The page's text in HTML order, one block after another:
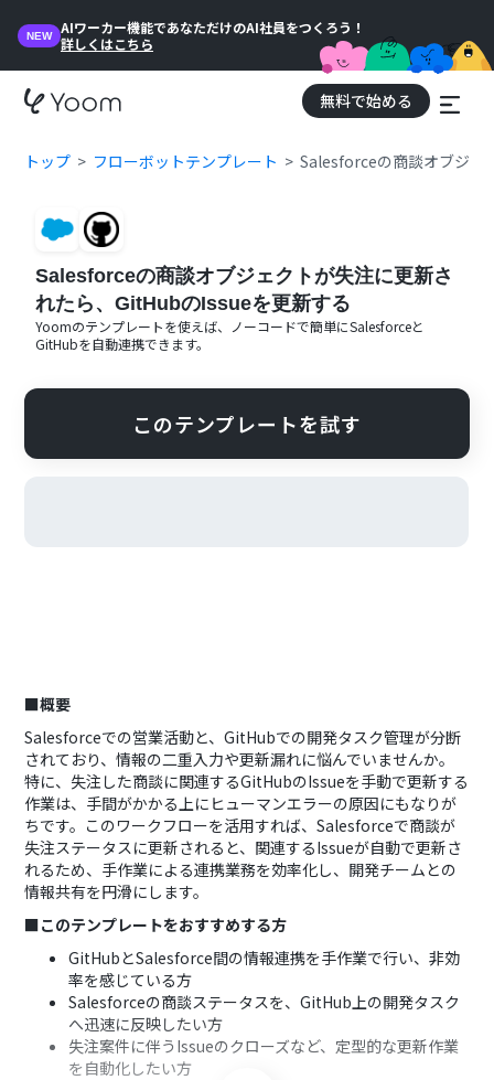
NEW
AIワーカー機能であなただけのAI社員をつくろう！
詳しくはこちら
無料で始める
トップ フローボットテンプレート Salesforceの商談オブジェ
Salesforceの商談オブジェクトが失注に更新さ
れたら、GitHubのIssueを更新する
Yoomのテンプレートを使えば、ノーコードで簡単にSalesforceと
GitHubを自動連携できます。
このテンプレートを試す
■概要
Salesforceでの営業活動と、GitHubでの開発タスク管理が分断
されており、情報の二重入力や更新漏れに悩んでいませんか。
特に、失注した商談に関連するGitHubのIssueを手動で更新する
作業は、手間がかかる上にヒューマンエラーの原因にもなりが
ちです。このワークフローを活用すれば、Salesforceで商談が
失注ステータスに更新されると、関連するIssueが自動で更新さ
れるため、手作業による連携業務を効率化し、開発チームとの
情報共有を円滑にします。
■このテンプレートをおすすめする方
GitHubとSalesforce間の情報連携を手作業で行い、非効
率を感じている方
Salesforceの商談ステータスを、GitHub上の開発タスク
へ迅速に反映したい方
失注案件に伴うIssueのクローズなど、定型的な更新作業
を自動化したい方